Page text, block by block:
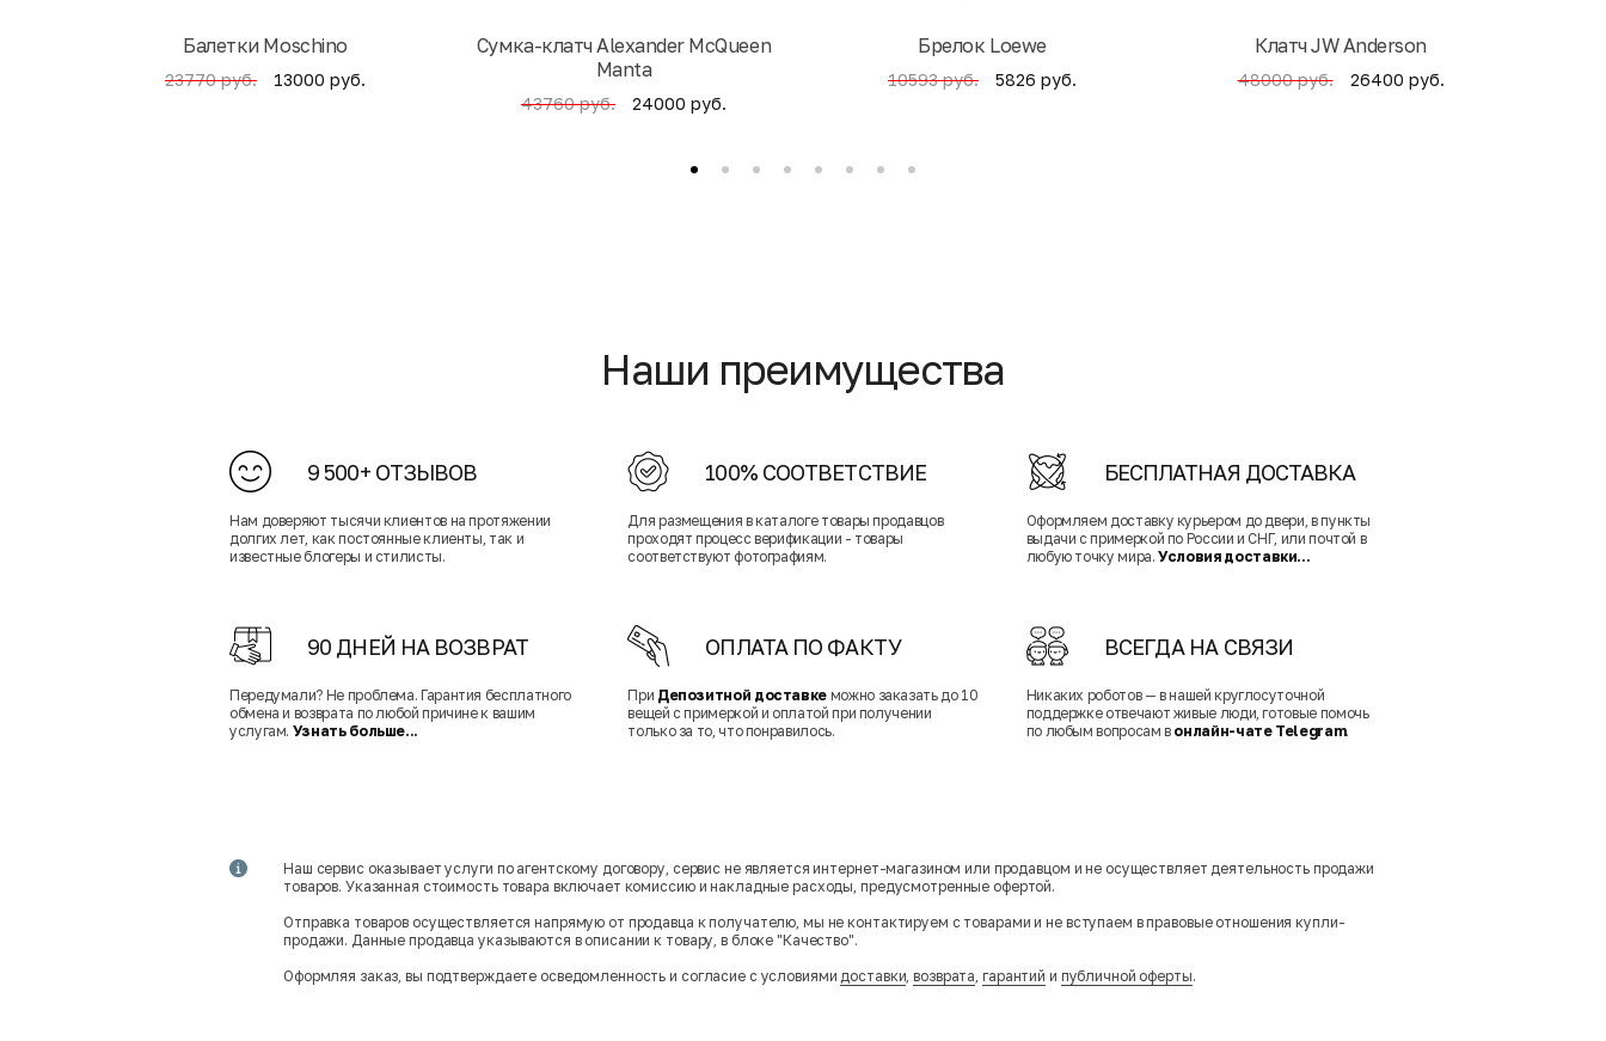
Балетки Moschino
23770 руб. 13000 руб.
Cумка-клатч Alexander McQueen
Manta
43760 руб. 24000 руб.
Брелок Loewe
10593 руб. 5826 руб.
Клатч JW Anderson
48000 руб. 26400 руб.
Наши преимущества
9 500+ ОТЗЫВОВ
Нам доверяют тысячи клиентов на протяжении
долгих лет, как постоянные клиенты, так и
известные блогеры и стилисты.
100% СООТВЕТСТВИЕ
Для размещения в каталоге товары продавцов
проходят процесс верификации - товары
соответствуют фотографиям.
БЕСПЛАТНАЯ ДОСТАВКА
Оформляем доставку курьером до двери, в пункты
выдачи с примеркой по России и СНГ, или почтой в
любую точку мира.Условия доставки...
90 ДНЕЙ НА ВОЗВРАТ
Передумали? Не проблема. Гарантия бесплатного
обмена и возврата по любой причине к вашим
услугам. Узнать больше...
ОПЛАТА ПО ФАКТУ
При Депозитной доставке можно заказать до 10
вещей с примеркой и оплатой при получении
только за то, что понравилось.
ВСЕГДА НА СВЯЗИ
Никаких роботов — в нашей круглосуточной
поддержке отвечают живые люди, готовые помочь
по любым вопросам в онлайн-чате Telegram.
Наш сервис оказывает услуги по агентскому договору, сервис не является интернет-магазином или продавцом и не осуществляет деятельность продажи
товаров. Указанная стоимость товара включает комиссию и накладные расходы, предусмотренные офертой.
Отправка товаров осуществляется напрямую от продавца к получателю, мы не контактируем с товарами и не вступаем в правовые отношения купли-
продажи. Данные продавца указываются в описании к товару, в блоке "Качество".
Оформляя заказ, вы подтверждаете осведомленность и согласие с условиямидоставки,возврата, гарантий и публичной оферты.